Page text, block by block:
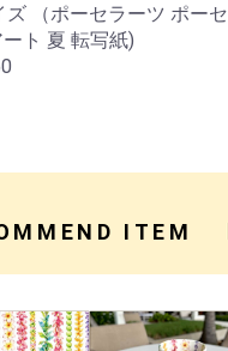
ズ （ポーセラーツ ポーセ
ート 夏 転写紙)
ITEM